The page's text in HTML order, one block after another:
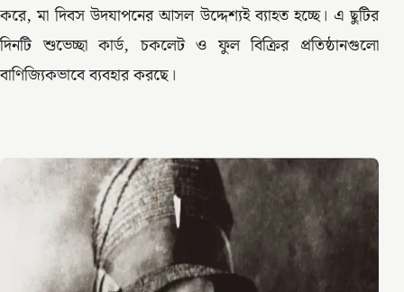
করে, মা দিবস উদযাপনের আসল উদ্দেশ্যই ব্যাহত হচ্ছে। এ ছুটির
দিনটি শুভেচ্ছা কার্ড, চকলেট ও ফুল বিক্রির প্রতিষ্ঠানগুলো
বাণিজ্যিকভাবে ব্যবহার করছে।